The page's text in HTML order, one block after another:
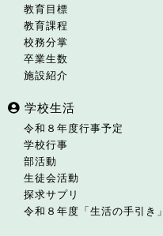
教育目標
教育課程
校務分掌
卒業生数
施設紹介
学校生活
令和８年度行事予定
学校行事
部活動
生徒会活動
探求サプリ
令和８年度「生活の手引き」